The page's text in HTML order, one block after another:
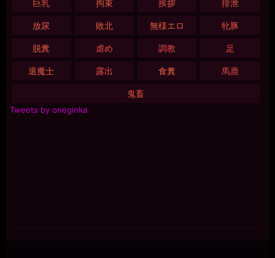
巨乳 拘束 挨拶 排泄
放尿 敗北 無様エロ 牝豚
脱糞 虐め 調教 足
退魔士 露出 食糞 馬鹿
鬼畜
Tweets by oneginka